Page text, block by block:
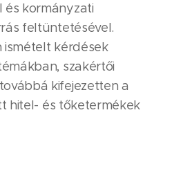
és kormányzati
feltüntetésével.
ismételt kérdések
szakértői
kifejezetten a
hitel- és tőketermékek